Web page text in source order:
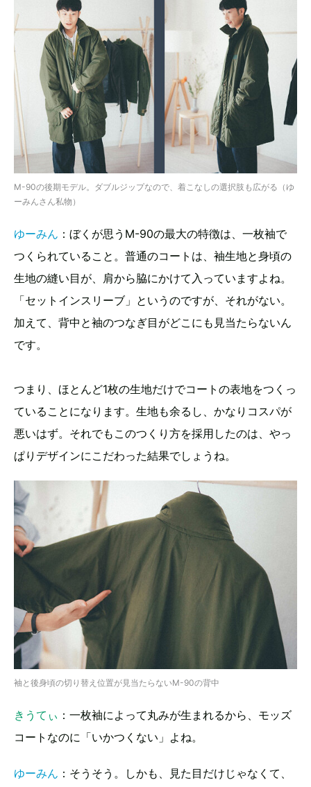
M-90の後期モデル。ダブルジップなので、着こなしの選択肢も広がる（ゆ
ーみんさん私物）
ゆーみん ：ぼくが思うM-90の最大の特徴は、一枚袖で
つくられていること。普通のコートは、袖生地と身頃の
生地の縫い目が、肩から脇にかけて入っていますよね。
「セットインスリーブ」というのですが、それがない。
加えて、背中と袖のつなぎ目がどこにも見当たらないん
です。
つまり、ほとんど1枚の生地だけでコートの表地をつくっ
ていることになります。生地も余るし、かなりコスパが
悪いはず。それでもこのつくり方を採用したのは、やっ
ぱりデザインにこだわった結果でしょうね。
袖と後身頃の切り替え位置が見当たらないM-90の背中
きうてぃ ：一枚袖によって丸みが生まれるから、モッズ
コートなのに「いかつくない」よね。
ゆーみん ：そうそう。しかも、見た目だけじゃなくて、